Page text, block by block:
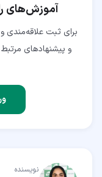
آموزش‌های
برای ثبت علاقه‌مندی
و پیشنهادهای
نویسنده